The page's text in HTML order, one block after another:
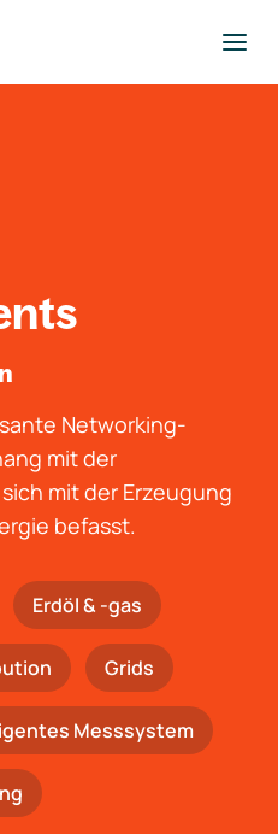
Networking-
mit der
mit der Erzeugung
befasst.
Erdöl & -gas
Grids
Messsystem